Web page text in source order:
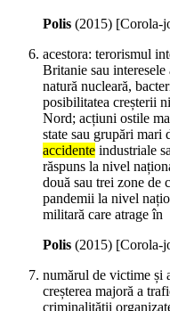
Polis (2015) [Corola-
acestora: terorismul
Britanie sau
natură nucleară,
posibilitatea creșterii
Nord; acțiuni ostile
state sau grupări mari
accidente industriale
răspuns la nivel
două sau trei zone de
pandemii la nivel
militară care atrage în
Polis (2015) [Corola-
numărul de victime și
creșterea majoră a
criminalității